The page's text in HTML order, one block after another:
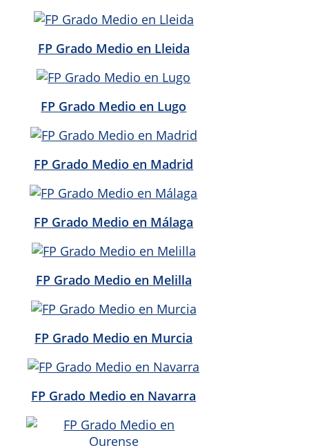
FP Grado Medio en Lleida
FP Grado Medio en Lugo
FP Grado Medio en Madrid
FP Grado Medio en Málaga
FP Grado Medio en Melilla
FP Grado Medio en Murcia
FP Grado Medio en Navarra